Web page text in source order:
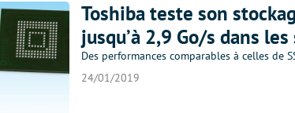
Toshiba teste son
jusqu’à 2,9 Go/s dans
Des performances comparables à celles de
24/01/2019